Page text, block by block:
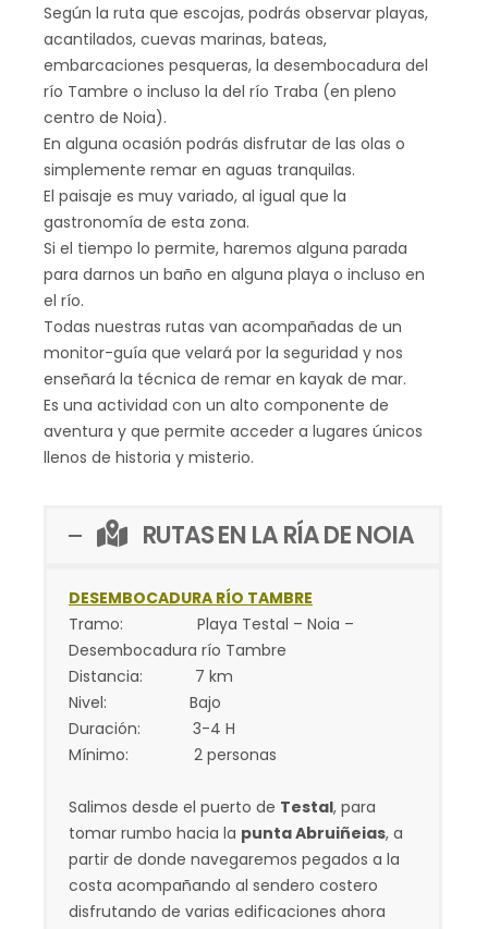
Según la ruta que escojas, podrás observar playas,
acantilados, cuevas marinas, bateas,
embarcaciones pesqueras, la desembocadura del
río Tambre o incluso la del río Traba (en pleno
centro de Noia).
En alguna ocasión podrás disfrutar de las olas o
simplemente remar en aguas tranquilas.
El paisaje es muy variado, al igual que la
gastronomía de esta zona.
Si el tiempo lo permite, haremos alguna parada
para darnos un baño en alguna playa o incluso en
el río.
Todas nuestras rutas van acompañadas de un
monitor-guía que velará por la seguridad y nos
enseñará la técnica de remar en kayak de mar.
Es una actividad con un alto componente de
aventura y que permite acceder a lugares únicos
llenos de historia y misterio.
RUTAS EN LA RÍA DE NOIA
DESEMBOCADURA RÍO TAMBRE
Tramo: Playa Testal – Noia –
Desembocadura río Tambre
Distancia: 7 km
Nivel: Bajo
Duración: 3-4 H
Mínimo: 2 personas
Salimos desde el puerto de Testal, para
tomar rumbo hacia la punta Abruiñeias, a
partir de donde navegaremos pegados a la
costa acompañando al sendero costero
disfrutando de varias edificaciones ahora